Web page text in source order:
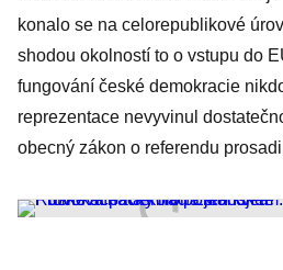
konalo se na celorepublikové
shodou okolností to o vstupu do
fungování české demokracie
reprezentace nevyvinul
obecný zákon o referendu